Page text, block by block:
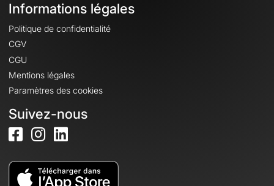
Informations légales
Politique de confidentialité
CGV
CGU
Mentions légales
Paramètres des cookies
Suivez-nous